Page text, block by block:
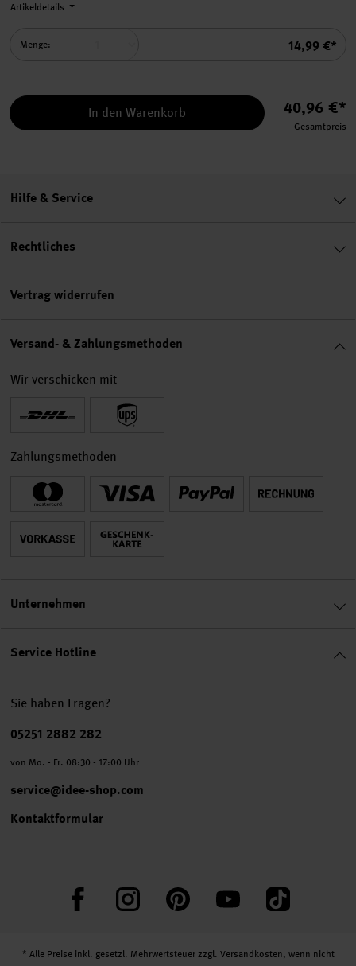
Summe
14,99 €*
Artikeldetails
Menge:
In den Warenkorb 40,96 €*
Gesamtpreis
Service Hotline
Sie haben Fragen?
Telefonnummer
05251 2882 282
von Mo. - Fr. 08:30 - 17:00 Uhr
service@idee-shop.com
Kontaktformular
FacebookInstagram PinterestYouTube TikTok
Hilfe & Service
Rechtliches
Vertrag widerrufen
Versand- & Zahlungsmethoden
Wir verschicken mit
Zahlungsmethoden
Unternehmen
* Alle Preise inkl. gesetzl. Mehrwertsteuer zzgl. Versandkosten, wenn nicht